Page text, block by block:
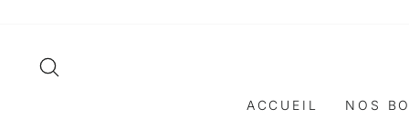
ACCUEIL NOS